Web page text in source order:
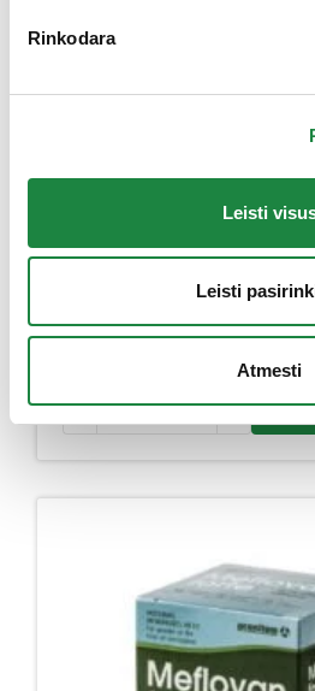
Rinkodara
Leisti
Leisti
Atmesti
Liuberin + LUTEIN 35mg kaps.
produkto kiekis: Liuberin +